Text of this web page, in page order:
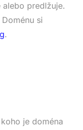
alebo predlžuje.
si
.
je doména